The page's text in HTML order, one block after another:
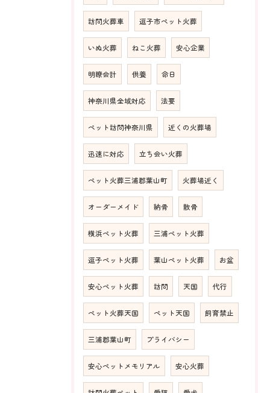
訪問火葬車 逗子市ペット火葬
いぬ火葬 ねこ火葬 安心企業
明瞭会計 供養 命日
神奈川県全域対応 法要
ペット訪問神奈川県 近くの火葬場
迅速に対応 立ち会い火葬
ペット火葬三浦郡葉山町 火葬場近く
オーダーメイド 納骨 散骨
横浜ペット火葬 三浦ペット火葬
逗子ペット火葬 葉山ペット火葬 お盆
安心ペット火葬 訪問 天国 代行
ペット火葬天国 ペット天国 飼育禁止
三浦郡葉山町 プライバシー
安心ペットメモリアル 安心火葬